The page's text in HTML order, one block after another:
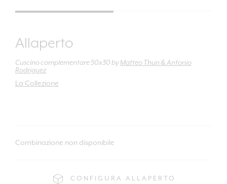
Allaperto
Cuscino complementare 50x30byMatteo Thun & Antonio
Rodriguez
La Collezione
Combinazione non disponibile
CONFIGURA ALLAPERTO